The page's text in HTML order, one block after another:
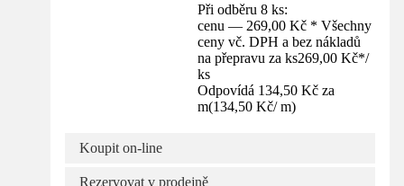
Při odběru 8 ks:
cenu — 269,00 Kč * Všechny
ceny vč. DPH a bez nákladů
na přepravu za ks269,00 Kč*/
ks
Odpovídá 134,50 Kč za
m(134,50 Kč/ m)
Koupit on-line
Rezervovat v prodejně